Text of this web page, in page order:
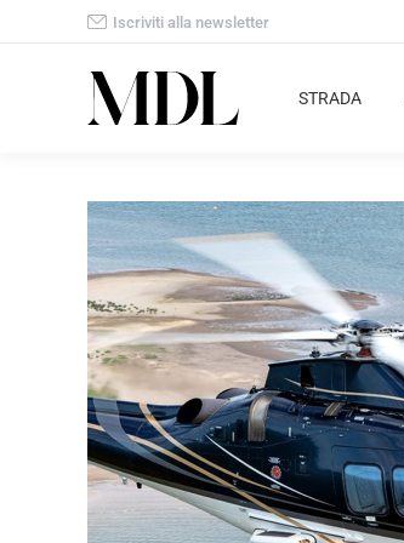
Iscriviti alla newsletter
STRADA